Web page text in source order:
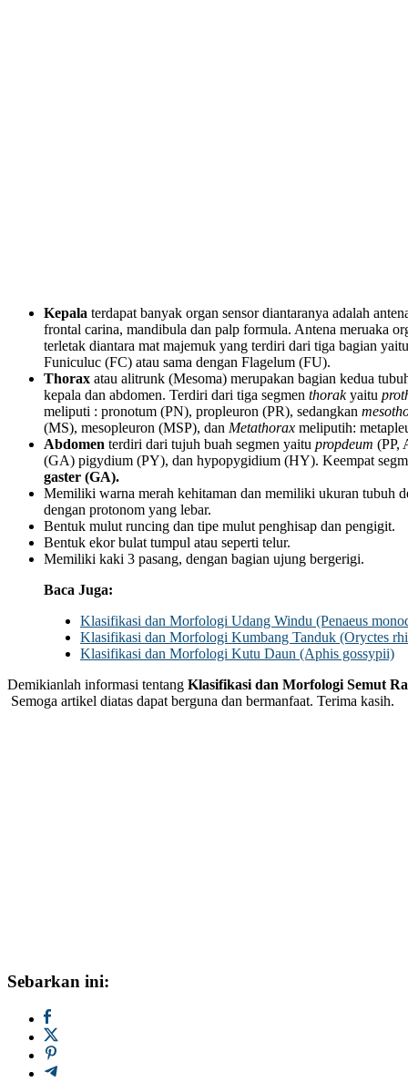
Kepala terdapat banyak organ sensor diantaranya adalah
frontal carina, mandibula dan palp formula. Antena meruaka
terletak diantara mat majemuk yang terdiri dari tiga bagian
Funiculuc (FC) atau sama dengan Flagelum (FU).
Thorax atau alitrunk (Mesoma) merupakan bagian kedua
kepala dan abdomen. Terdiri dari tiga segmen thorakyaitu
meliputi : pronotum (PN), propleuron (PR), sedangkan
(MS), mesopleuron (MSP), dan Metathorax meliputih:
Abdomen terdiri dari tujuh buah segmen yaitu propdeum (PP,
(GA) pigydium (PY), dan hypopygidium (HY). Keempat
gaster (GA).
Memiliki warna merah kehitaman dan memiliki ukuran tubuh
dengan protonom yang lebar.
Bentuk mulut runcing dan tipe mulut penghisap dan pengigit.
Bentuk ekor bulat tumpul atau seperti telur.
Memiliki kaki 3 pasang, dengan bagian ujung bergerigi.
Baca Juga:
Klasifikasi dan Morfologi Udang Windu (Penaeus
Klasifikasi dan Morfologi Kumbang Tanduk (Oryctes
Klasifikasi dan Morfologi Kutu Daun (Aphis gossypii)
Demikianlah informasi tentang Klasifikasi dan Morfologi Semut
Semoga artikel diatas dapat berguna dan bermanfaat. Terima kasih.
Sebarkan ini: